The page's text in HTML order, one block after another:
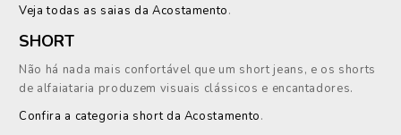
Veja todas as saias da Acostamento.
SHORT
Não há nada mais confortável que um short jeans, e os shorts
de alfaiataria produzem visuais clássicos e encantadores.
Confira a categoria short da Acostamento.